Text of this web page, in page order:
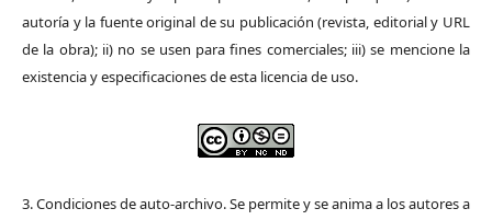
autoría y la fuente original de su publicación (revista, editorial y URL
de la obra); ii) no se usen para fines comerciales; iii) se mencione la
existencia y especificaciones de esta licencia de uso.
3. Condiciones de auto-archivo. Se permite y se anima a los autores a